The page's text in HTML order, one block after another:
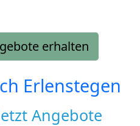
erhalten
Erlenstegen
Angebote